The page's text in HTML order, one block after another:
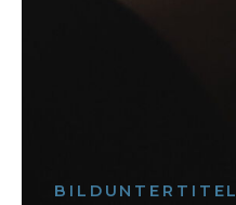
BILDUNTERTITEL